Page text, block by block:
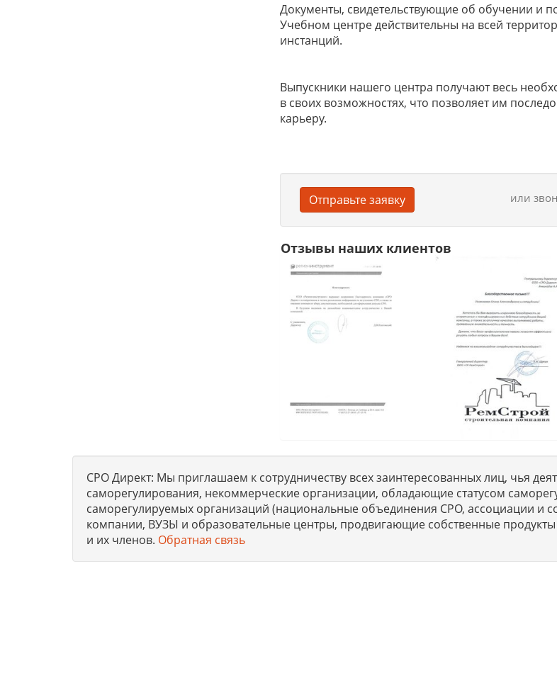
Документы, свидетельствующие об обучении и
Учебном центре действительны на всей
инстанций.
Выпускники нашего центра получают весь
в своих возможностях, что позволяет им
карьеру.
Отправьте заявку или
Отзывы наших клиентов
СРО Директ: Мы приглашаем к сотрудничеству всех заинтересованных лиц, чья
саморегулирования, некоммерческие организации, обладающие статусом
саморегулируемых организаций (национальные объединения СРО, ассоциации и
компании, ВУЗЫ и образовательные центры, продвигающие собственные
и их членов. Обратная связь